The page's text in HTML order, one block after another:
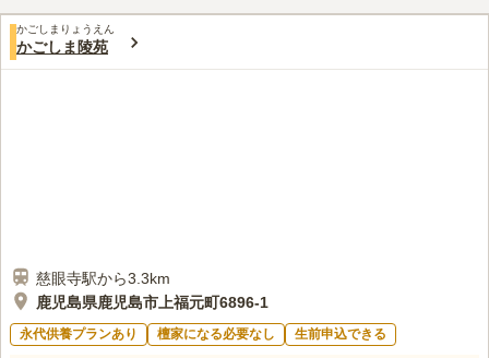
口コミ評価
この霊園はまだ誰からも評価されていません。
かごしまりょうえん
かごしま陵苑
慈眼寺駅から3.3km
鹿児島県鹿児島市上福元町6896-1
永代供養プランあり 檀家になる必要なし 生前申込できる